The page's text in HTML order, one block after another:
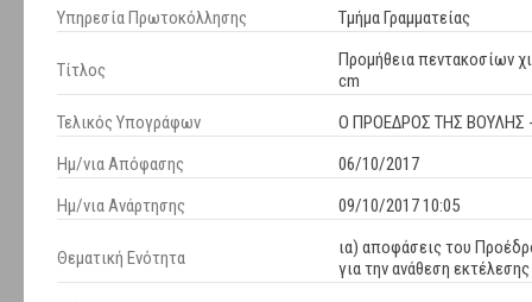
Υπηρεσία Πρωτοκόλλησης
Τμήμα Γραμματείας
Τίτλος
Προμήθεια πεντακοσίων
cm
Τελικός Υπογράφων
Ο ΠΡΟΕΔΡΟΣ ΤΗΣ ΒΟΥΛΗΣ
Ημ/νια Απόφασης
06/10/2017
Ημ/νια Ανάρτησης
09/10/2017 10:05
Θεματική Ενότητα
ια) αποφάσεις του
για την ανάθεση